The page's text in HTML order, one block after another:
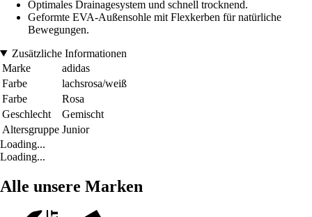
Optimales Drainagesystem und schnell trocknend.
Geformte EVA-Außensohle mit Flexkerben für natürliche
Bewegungen.
Zusätzliche Informationen
Marke
adidas
Farbe
lachsrosa/weiß
Farbe
Rosa
Geschlecht
Gemischt
Altersgruppe Junior
Loading...
Loading...
Alle unsere Marken